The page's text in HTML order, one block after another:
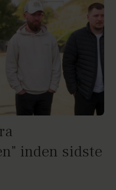
inden sidste